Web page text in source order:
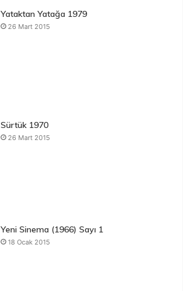
Yataktan Yatağa 1979
26 Mart 2015
Sürtük 1970
26 Mart 2015
Yeni Sinema (1966) Sayı 1
18 Ocak 2015